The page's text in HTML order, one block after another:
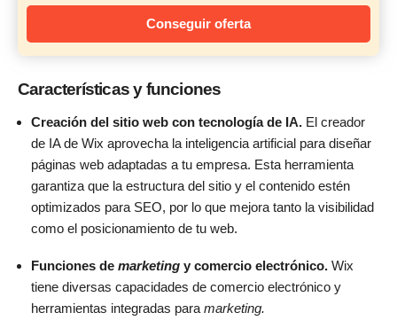
Conseguir oferta
Características y funciones
Creación del sitio web con tecnología de IA. El creador
de IA de Wix aprovecha la inteligencia artificial para diseñar
páginas web adaptadas a tu empresa. Esta herramienta
garantiza que la estructura del sitio y el contenido estén
optimizados para SEO, por lo que mejora tanto la visibilidad
como el posicionamiento de tu web.
Funciones de marketing y comercio electrónico. Wix
tiene diversas capacidades de comercio electrónico y
herramientas integradas paramarketing.